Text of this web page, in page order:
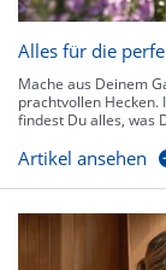
Alles für die
Mache aus Deinem
prachtvollen Hecken.
findest Du alles, was
Artikel ansehen